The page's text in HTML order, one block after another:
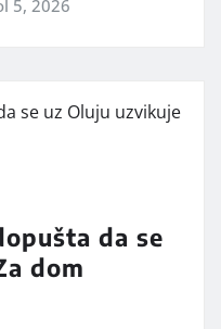
5, 2026
da se
dom